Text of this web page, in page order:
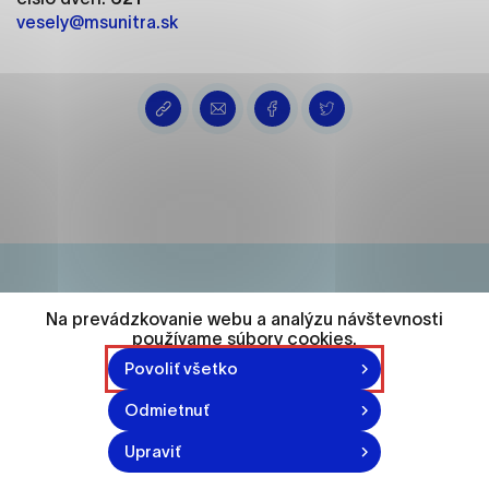
vesely@msunitra.sk
74 548
obyvateľov
870-871 n.l.
Na prevádzkovanie webu a analýzu návštevnosti
používame súbory cookies.
Povoliť všetko
Odmietnuť
Upraviť
ako je navigácia na stránke a prístup k
zabezpečeným oblastiam webovej stránky. Bez
ponúknuť im lepšiu skúsenosť. Všetky dáta sa
konkrétnou osobou.
Označiť všetko
Uložiť nastavenia
Viac informácií